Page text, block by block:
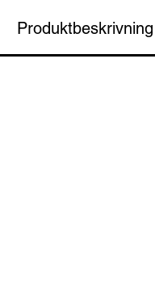
Produktbeskrivning